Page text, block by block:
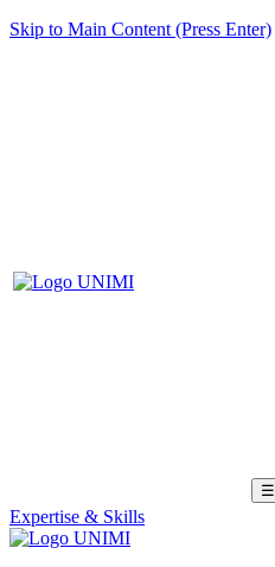
Skip to Main Content (Press Enter)
☰
Expertise & Skills